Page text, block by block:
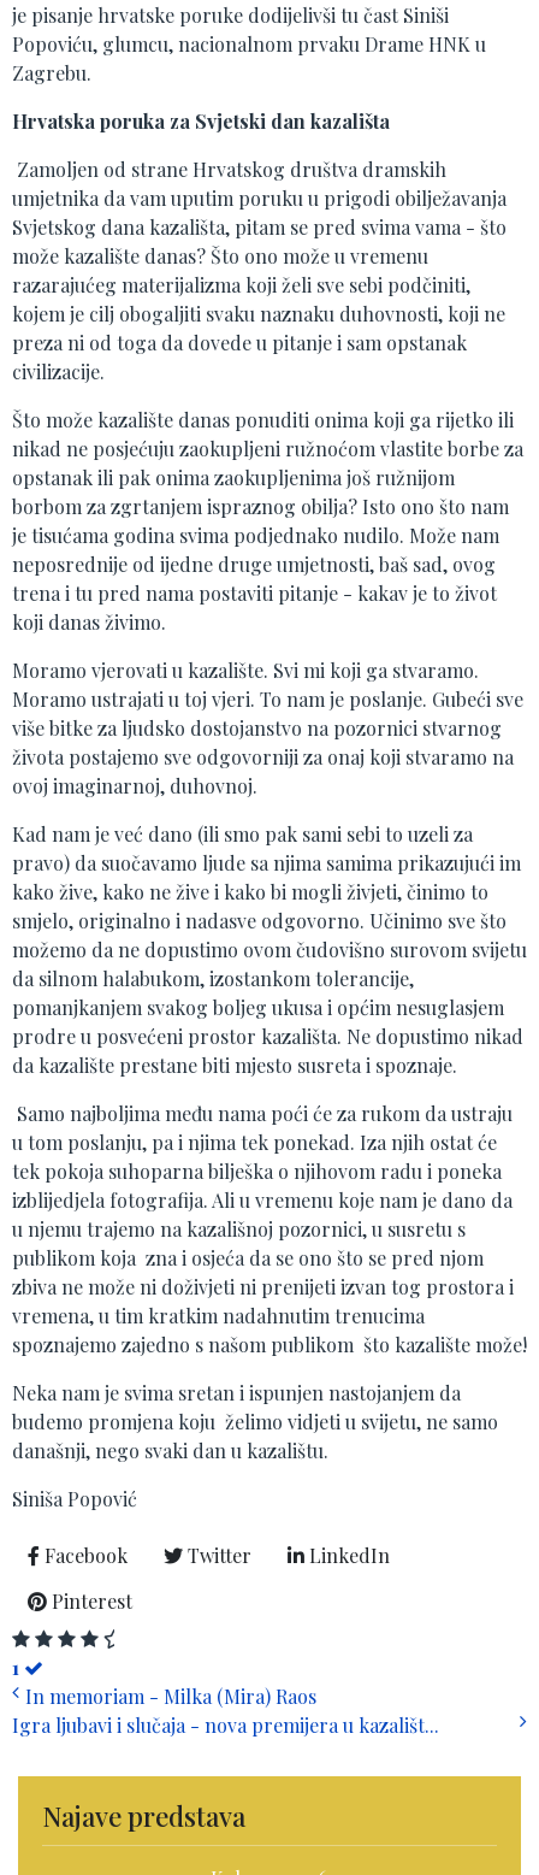
je pisanje hrvatske poruke dodijelivši tu čast Siniši
Popoviću, glumcu, nacionalnom prvaku Drame HNK u
Zagrebu.
Hrvatska poruka za Svjetski dan kazališta
Zamoljen od strane Hrvatskog društva dramskih
umjetnika da vam uputim poruku u prigodi obilježavanja
Svjetskog dana kazališta, pitam se pred svima vama - što
može kazalište danas? Što ono može u vremenu
razarajućeg materijalizma koji želi sve sebi podčiniti,
kojem je cilj obogaljiti svaku naznaku duhovnosti, koji ne
preza ni od toga da dovede u pitanje i sam opstanak
civilizacije.
Što može kazalište danas ponuditi onima koji ga rijetko ili
nikad ne posjećuju zaokupljeni ružnoćom vlastite borbe za
opstanak ili pak onima zaokupljenima još ružnijom
borbom za zgrtanjem ispraznog obilja? Isto ono što nam
je tisućama godina svima podjednako nudilo. Može nam
neposrednije od ijedne druge umjetnosti, baš sad, ovog
trena i tu pred nama postaviti pitanje - kakav je to život
koji danas živimo.
Moramo vjerovati u kazalište. Svi mi koji ga stvaramo.
Moramo ustrajati u toj vjeri. To nam je poslanje. Gubeći sve
više bitke za ljudsko dostojanstvo na pozornici stvarnog
života postajemo sve odgovorniji za onaj koji stvaramo na
ovoj imaginarnoj, duhovnoj.
Kad nam je već dano (ili smo pak sami sebi to uzeli za
pravo) da suočavamo ljude sa njima samima prikazujući im
kako žive, kako ne žive i kako bi mogli živjeti, činimo to
smjelo, originalno i nadasve odgovorno. Učinimo sve što
možemo da ne dopustimo ovom čudovišno surovom svijetu
da silnom halabukom, izostankom tolerancije,
pomanjkanjem svakog boljeg ukusa i općim nesuglasjem
prodre u posvećeni prostor kazališta. Ne dopustimo nikad
da kazalište prestane biti mjesto susreta i spoznaje.
Samo najboljima među nama poći će za rukom da ustraju
u tom poslanju, pa i njima tek ponekad. Iza njih ostat će
tek pokoja suhoparna bilješka o njihovom radu i poneka
izblijedjela fotografija. Ali u vremenu koje nam je dano da
u njemu trajemo na kazališnoj pozornici, u susretu s
publikom koja zna i osjeća da se ono što se pred njom
zbiva ne može ni doživjeti ni prenijeti izvan tog prostora i
vremena, u tim kratkim nadahnutim trenucima
spoznajemo zajedno s našom publikom što kazalište može!
Neka nam je svima sretan i ispunjen nastojanjem da
budemo promjena koju želimo vidjeti u svijetu, ne samo
današnji, nego svaki dan u kazalištu.
Siniša Popović
Facebook Twitter
LinkedIn
Pinterest
1
In memoriam - Milka (Mira) Raos
Igra ljubavi i slučaja - nova premijera u kazališt...
Najave predstava